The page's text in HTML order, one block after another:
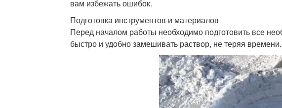
вам избежать ошибок.
Подготовка инструментов и материалов
Перед началом работы необходимо подготовить все
быстро и удобно замешивать раствор, не теряя времени.